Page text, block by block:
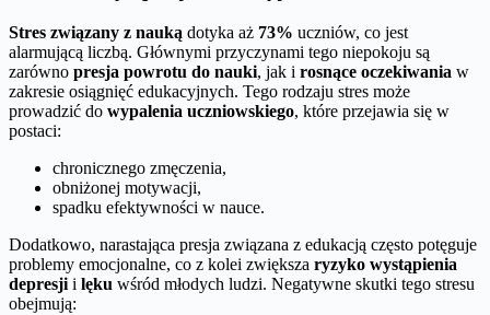
Stres związany z nauką dotyka aż 73% uczniów, co jest
alarmującą liczbą. Głównymi przyczynami tego niepokoju są
zarówno presja powrotu do nauki, jak i rosnące oczekiwania w
zakresie osiągnięć edukacyjnych. Tego rodzaju stres może
prowadzić do wypalenia uczniowskiego, które przejawia się w
postaci:
chronicznego zmęczenia,
obniżonej motywacji,
spadku efektywności w nauce.
Dodatkowo, narastająca presja związana z edukacją często potęguje
problemy emocjonalne, co z kolei zwiększa ryzyko wystąpienia
depresji i lęku wśród młodych ludzi. Negatywne skutki tego stresu
obejmują: